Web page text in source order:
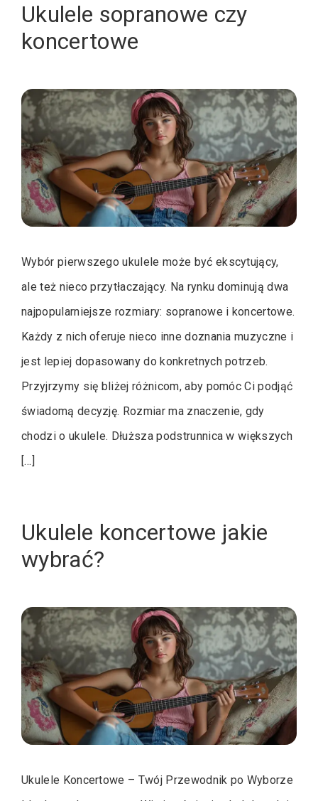
Ukulele sopranowe czy
koncertowe
Wybór pierwszego ukulele może być ekscytujący,
ale też nieco przytłaczający. Na rynku dominują dwa
najpopularniejsze rozmiary: sopranowe i koncertowe.
Każdy z nich oferuje nieco inne doznania muzyczne i
jest lepiej dopasowany do konkretnych potrzeb.
Przyjrzymy się bliżej różnicom, aby pomóc Ci podjąć
świadomą decyzję. Rozmiar ma znaczenie, gdy
chodzi o ukulele. Dłuższa podstrunnica w większych
[…]
Ukulele koncertowe jakie
wybrać?
Ukulele Koncertowe – Twój Przewodnik po Wyborze